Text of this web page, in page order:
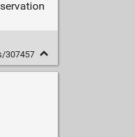
307457